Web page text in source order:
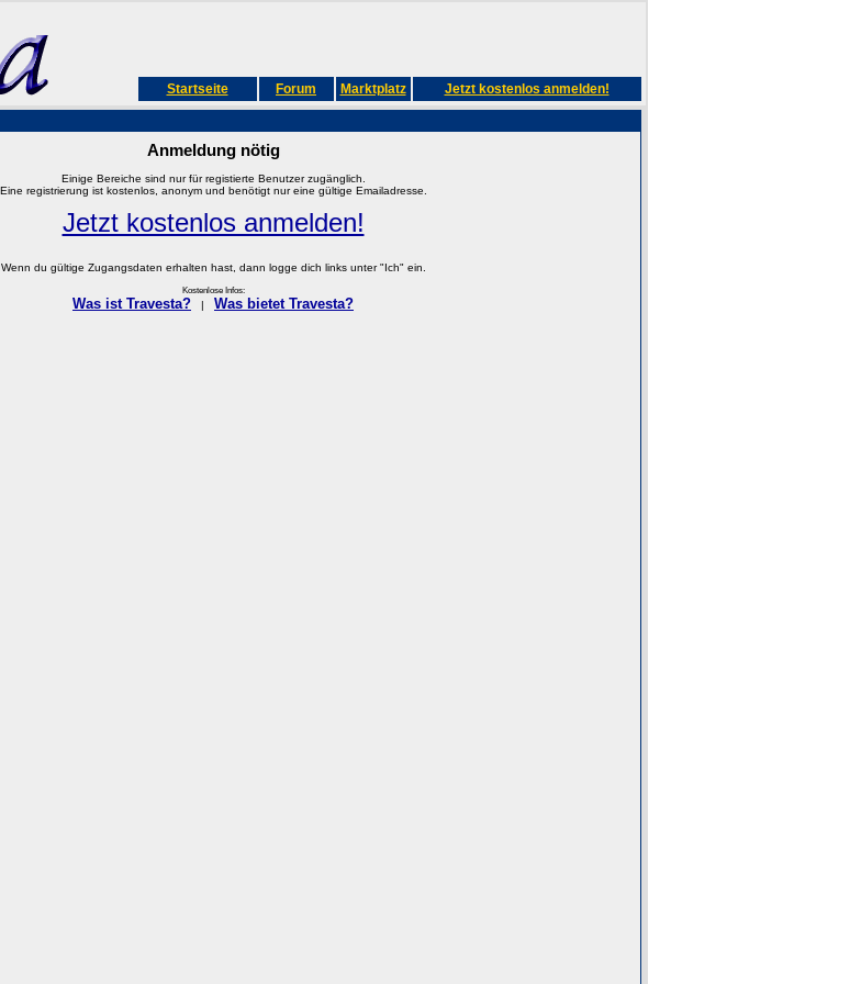
Startseite Forum Marktplatz Jetzt kostenlos anmelden!
Anmeldung nötig
Einige Bereiche sind nur für registierte Benutzer zugänglich.
Eine registrierung ist kostenlos, anonym und benötigt nur eine gültige Emailadresse.
Jetzt kostenlos anmelden!
Wenn du gültige Zugangsdaten erhalten hast, dann logge dich links unter "Ich" ein.
Kostenlose Infos:
Was ist Travesta? Was bietet Travesta?